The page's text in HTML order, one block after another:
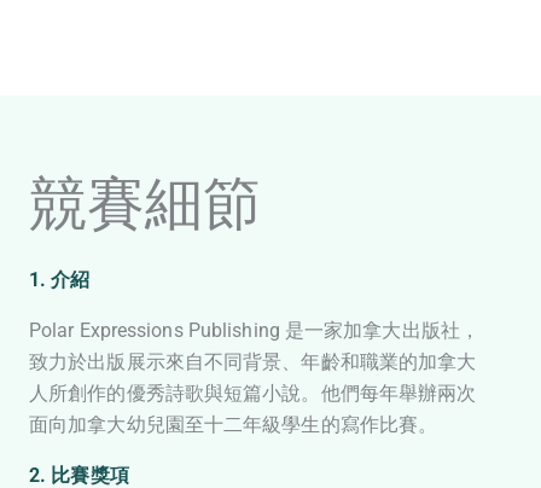
競賽細節
1. 介紹
Polar Expressions Publishing 是一家加拿大出版社，
致力於出版展示來自不同背景、年齡和職業的加拿大
人所創作的優秀詩歌與短篇小說。他們每年舉辦兩次
面向加拿大幼兒園至十二年級學生的寫作比賽。
2. 比賽獎項